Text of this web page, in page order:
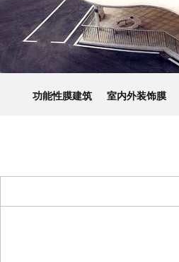
功能性膜建筑 室内外装饰膜